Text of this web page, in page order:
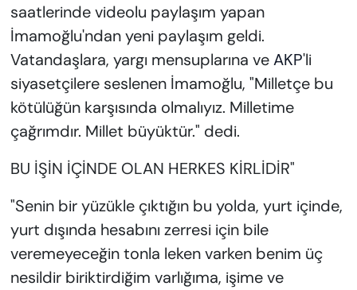
saatlerinde videolu paylaşım yapan
İmamoğlu'ndan yeni paylaşım geldi.
Vatandaşlara, yargı mensuplarına veAKP'li
siyasetçilere seslenen İmamoğlu, "Milletçe bu
kötülüğün karşısında olmalıyız. Milletime
çağrımdır. Millet büyüktür." dedi.
BU İŞİN İÇİNDE OLAN HERKES KİRLİDİR"
"Senin bir yüzükle çıktığın bu yolda, yurt içinde,
yurt dışında hesabını zerresi için bile
veremeyeceğin tonla leken varken benim üç
nesildir biriktirdiğim varlığıma, işime ve